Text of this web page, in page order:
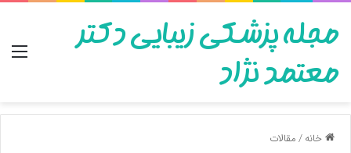
مجله پزشکی زیبایی دکتر
معتمد نژاد
خانه/مقالات